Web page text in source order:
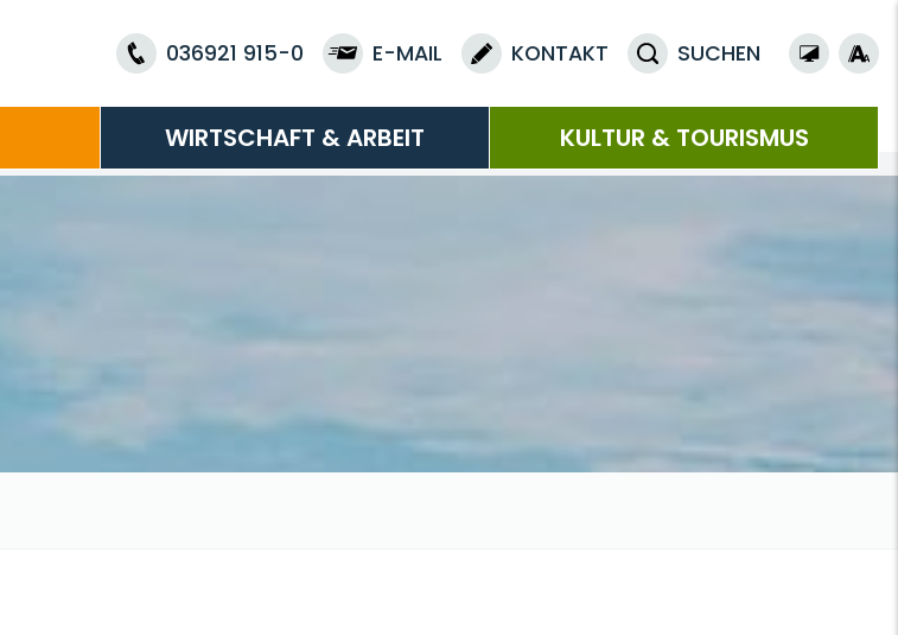
036921 915-0 E-MAIL KONTAKT SUCHEN
WIRTSCHAFT & ARBEIT KULTUR & TOURISMUS